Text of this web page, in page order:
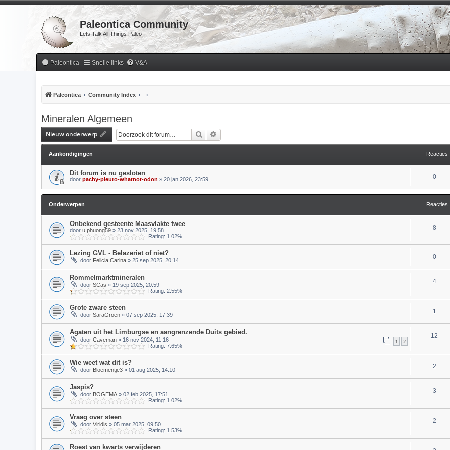
Paleontica Community
Lets Talk All Things Paleo
Paleontica Snelle links V&A
Paleontica Community Index
Mineralen Algemeen
Nieuw onderwerp Zoek
Aankondigingen Reacties
Dit forum is nu gesloten
door pachy-pleuro-whatnot-odon » 20 jan 2026, 23:59 0
Onderwerpen Reacties
Onbekend gesteente Maasvlakte twee
door u.phuong59 » 23 nov 2025, 19:58
Rating: 1.02%
8
Lezing GVL - Belazeriet of niet?
door Felicia Carina » 25 sep 2025, 20:14 0
Rommelmarktmineralen
door SCas » 19 sep 2025, 20:59
Rating: 2.55%
4
Grote zware steen
door SaraGroen » 07 sep 2025, 17:39 1
Agaten uit het Limburgse en aangrenzende Duits gebied.
door Caveman » 16 nov 2024, 11:16 1 2
Rating: 7.65%
12
Wie weet wat dit is?
door Bloementje3 » 01 aug 2025, 14:10 2
Jaspis?
door BOGEMA » 02 feb 2025, 17:51
Rating: 1.02%
3
Vraag over steen
door Viridis » 05 mar 2025, 09:50
Rating: 1.53%
2
Roest van kwarts verwijderen